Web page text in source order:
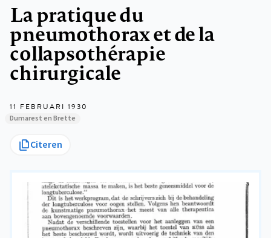
La pratique du
pneumothorax et de la
collapsothérapie
chirurgicale
11 FEBRUARI 1930
Dumarest en Brette
Citeren